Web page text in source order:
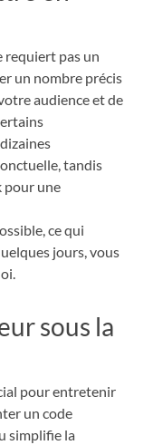
requiert pas un
un nombre précis
audience et de
tandis
pour une
ce qui
jours, vous
sous la
pour entretenir
un code
simplifie la